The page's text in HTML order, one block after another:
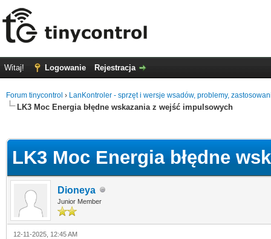
Witaj! Logowanie Rejestracja
Forum tinycontrol › LanKontroler - sprzęt i wersje wsadów, problemy,
LK3 Moc Energia błędne wskazania z wejść impulsowych
LK3 Moc Energia błędne
Dioneya
Junior Member
12-11-2025, 12:45 AM